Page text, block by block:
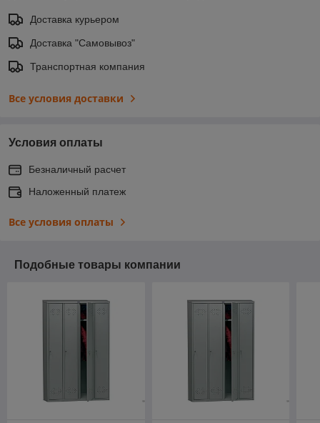
Доставка курьером
Доставка "Самовывоз"
Транспортная компания
Все условия доставки
Условия оплаты
Безналичный расчет
Наложенный платеж
Все условия оплаты
Подобные товары компании